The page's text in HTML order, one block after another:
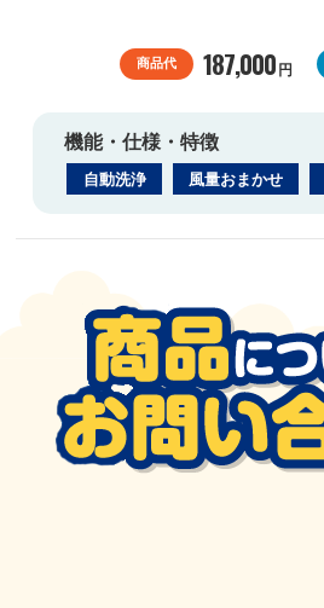
商品代 187,000 円
機能・仕様・特徴
自動洗浄 風量おまかせ